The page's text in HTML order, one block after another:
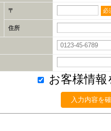
〒 必
住所
お客様情
入力内容を